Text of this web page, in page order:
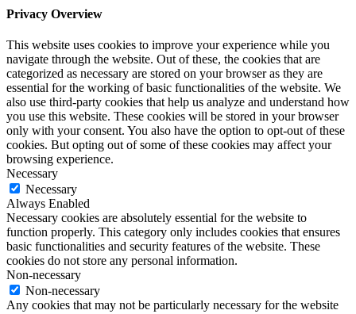
Privacy Overview
This website uses cookies to improve your experience while you
navigate through the website. Out of these, the cookies that are
categorized as necessary are stored on your browser as they are
essential for the working of basic functionalities of the website. We
also use third-party cookies that help us analyze and understand how
you use this website. These cookies will be stored in your browser
only with your consent. You also have the option to opt-out of these
cookies. But opting out of some of these cookies may affect your
browsing experience.
Necessary
Necessary
Always Enabled
Necessary cookies are absolutely essential for the website to
function properly. This category only includes cookies that ensures
basic functionalities and security features of the website. These
cookies do not store any personal information.
Non-necessary
Non-necessary
Any cookies that may not be particularly necessary for the website